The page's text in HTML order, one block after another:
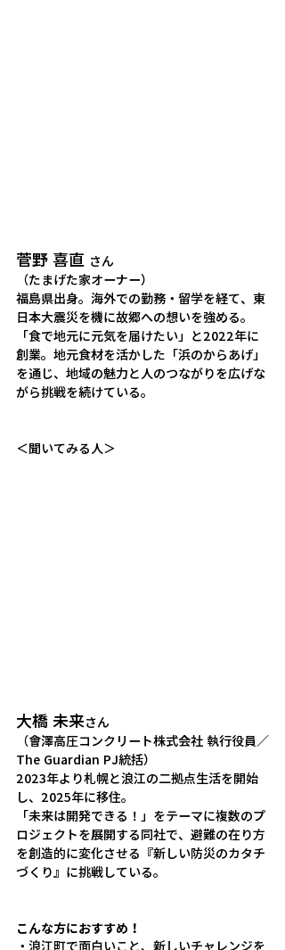
菅野 喜直 さん
（たまげた家オーナー）
福島県出身。海外での勤務・留学を経て、東
日本大震災を機に故郷への想いを強める。
「食で地元に元気を届けたい」と2022年に
創業。地元食材を活かした「浜のからあげ」
を通じ、地域の魅力と人のつながりを広げな
がら挑戦を続けている。
＜聞いてみる人＞
大橋 未来さん
（會澤高圧コンクリート株式会社 執行役員／
The Guardian PJ統括）
2023年より札幌と浪江の二拠点生活を開始
し、2025年に移住。
「未来は開発できる！」をテーマに複数のプ
ロジェクトを展開する同社で、避難の在り方
を創造的に変化させる『新しい防災のカタチ
づくり』に挑戦している。
こんな方におすすめ！
・浪江町で面白いこと、新しいチャレンジを